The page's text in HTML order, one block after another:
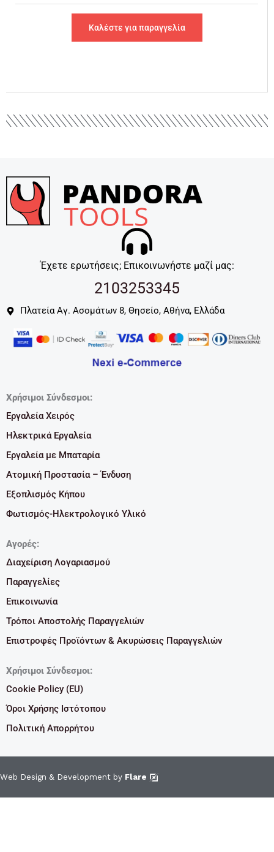
Καλέστε για παραγγελία
Έχετε ερωτήσεις; Επικοινωνήστε μαζί μας:
2103253345
Πλατεία Αγ. Ασομάτων 8, Θησείο, Αθήνα, Ελλάδα
Χρήσιμοι Σύνδεσμοι:
Εργαλεία Χειρός
Ηλεκτρικά Εργαλεία
Εργαλεία με Μπαταρία
Ατομική Προστασία – Ένδυση
Εξοπλισμός Κήπου
Φωτισμός-Ηλεκτρολογικό Υλικό
Αγορές:
Διαχείριση Λογαριασμού
Παραγγελίες
Επικοινωνία
Τρόποι Αποστολής Παραγγελιών
Επιστροφές Προϊόντων & Ακυρώσεις Παραγγελιών
Χρήσιμοι Σύνδεσμοι:
Cookie Policy (EU)
Όροι Χρήσης Ιστότοπου
Πολιτική Απορρήτου
Web Design & Development by Flare